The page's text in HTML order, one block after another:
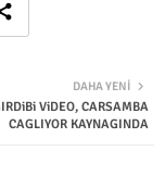
DAHA YENI
ViDEO, CARSAMBA
CAGLIYOR KAYNAGINDA